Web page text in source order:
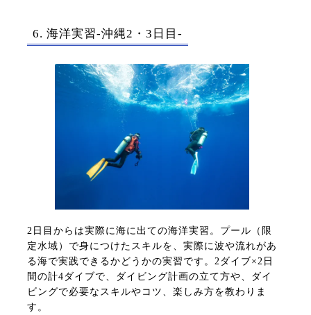
6. 海洋実習-沖縄2・3日目-
2日目からは実際に海に出ての海洋実習。プール（限
定水域）で身につけたスキルを、実際に波や流れがあ
る海で実践できるかどうかの実習です。2ダイブ×2日
間の計4ダイブで、ダイビング計画の立て方や、ダイ
ビングで必要なスキルやコツ、楽しみ方を教わりま
す。